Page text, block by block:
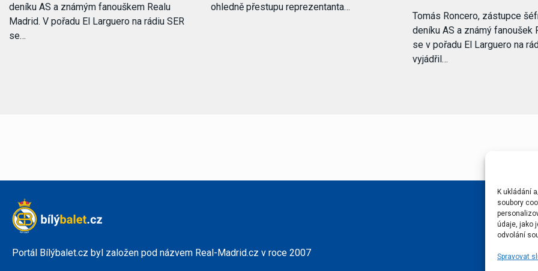
K ukládání
soubory
údaje, jako
odvolání
Spravovat
deníku AS a známým fanouškem Realu
Madrid. V pořadu El Larguero na rádiu SER
se…
ohledně přestupu reprezentanta…
Tomás Roncero, zástupce
deníku AS a známý fanoušek
se v pořadu El Larguero na
vyjádřil…
Portál Bílýbalet.cz byl založen pod názvem Real-Madrid.cz v roce 2007